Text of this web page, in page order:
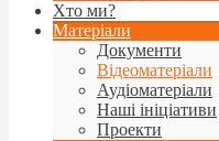
Хто ми?
Матеріали
Документи
Відеоматеріали
Аудіоматеріали
Наші ініціативи
Проекти